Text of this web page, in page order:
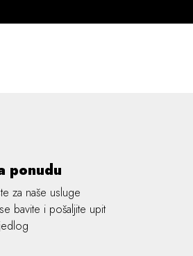
ponudu
za naše usluge
bavite i pošaljite upit